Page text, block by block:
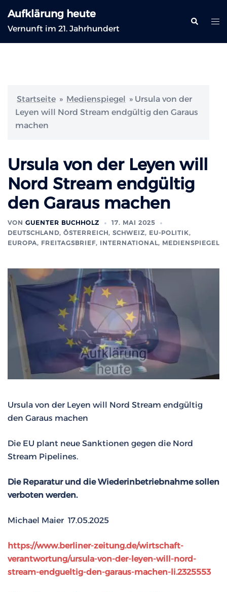
Inhalt
springen
Aufklärung heute
Vernunft im 21. Jahrhundert
Suche
Startseite » Medienspiegel » Ursula von der
Leyen will Nord Stream endgültig den Garaus
machen
Ursula von der Leyen will
Nord Stream endgültig
den Garaus machen
VON GUENTER BUCHHOLZ
17. MAI 2025
DEUTSCHLAND, ÖSTERREICH, SCHWEIZ, EU-POLITIK,
EUROPA, FREITAGSBRIEF, INTERNATIONAL, MEDIENSPIEGEL
Ursula von der Leyen will Nord Stream endgültig
den Garaus machen
Die EU plant neue Sanktionen gegen die Nord
Stream Pipelines.
Die Reparatur und die Wiederinbetriebnahme sollen
verboten werden.
Michael Maier 17.05.2025
https://www.berliner-zeitung.de/wirtschaft-
verantwortung/ursula-von-der-leyen-will-nord-
stream-endgueltig-den-garaus-machen-li.2325553